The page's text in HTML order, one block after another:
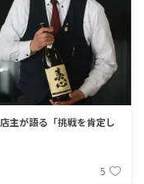
主が語る「挑戦を肯定し
5